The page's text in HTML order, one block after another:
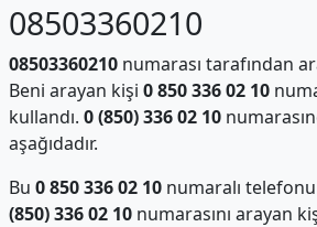
08503360210
08503360210numarası tarafından
Beni arayan kişi 0 850 336 02 10
kullandı. 0 (850) 336 02 10
aşağıdadır.
Bu 0 850 336 02 10numaralı
(850) 336 02 10numarasını arayan